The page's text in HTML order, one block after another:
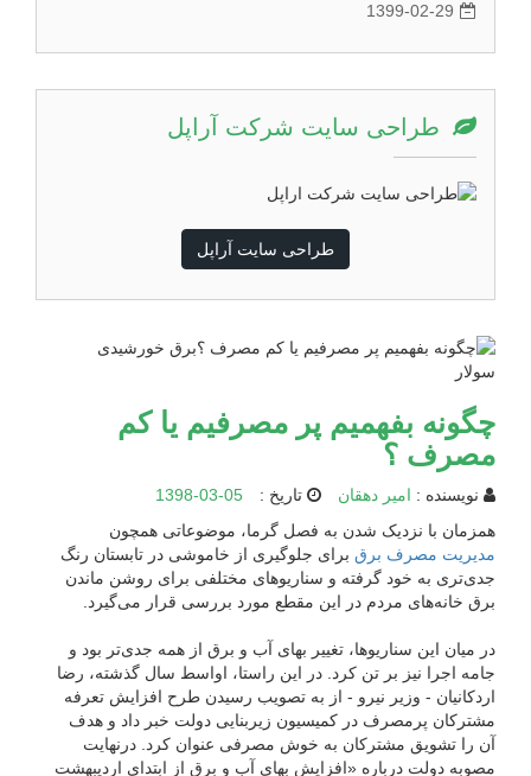
1399-02-29
طراحی سایت شرکت آراپل
طراحی سایت آراپل
چگونه بفهمیم پر مصرفیم یا کم
مصرف ؟
نویسنده : امیر دهقان تاریخ :
1398-03-05
همزمان با نزدیک شدن به فصل گرما، موضوعاتی همچون
مدیریت مصرف برق برای جلوگیری از خاموشی در تابستان رنگ
جدی‌تری به خود گرفته و سناریو‌های مختلفی برای روشن ماندن
برق خانه‌های مردم در این مقطع مورد بررسی قرار می‌گیرد.
در میان این سناریوها، تغییر بهای آب و برق از همه جدی‌تر بود و
جامه اجرا نیز بر تن کرد. در این راستا، اواسط سال گذشته، رضا
اردکانیان - وزیر نیرو - از به تصویب رسیدن طرح افزایش تعرفه
مشترکان پرمصرف در کمیسیون زیربنایی دولت خبر داد و هدف
آن را تشویق مشترکان به خوش مصرفی عنوان کرد. درنهایت
مصوبه دولت درباره «افزایش بهای آب و برق از ابتدای اردیبهشت